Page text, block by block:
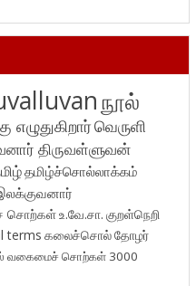
நூல்
எழுதுகிறார்வெருளி
திருவள்ளுவன்
தமிழ்ச்சொல்லாக்கம்
சொற்கள்உ.வே.சா. குறள்நெறி
terms கலைச்சொல்தோழர்
வகைமைச் சொற்கள் 3000